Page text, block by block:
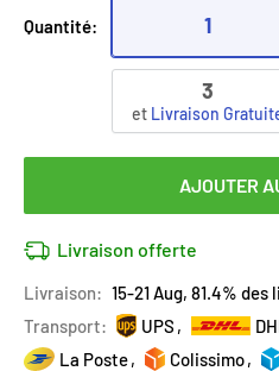
Quantité: 1
3
et Livraison
AJOUTER
Livraison offerte
Livraison: 15-21 Aug, 81.4%
Transport:
UPS
La Poste
Colissimo